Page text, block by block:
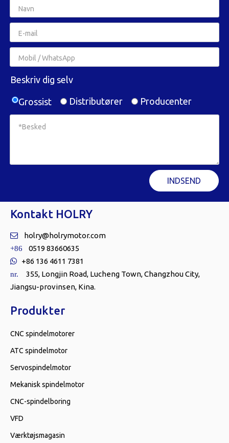
Beskriv dig selv
Grossist Distributører Producenter
INDSEND
Kontakt HOLRY
 holry@holrymotor.com
+86 0519 83660635
 +86 136 4611 7381
nr.
355, Longjin Road, Lucheng Town, Changzhou City,
Jiangsu-provinsen, Kina.
Produkter
CNC spindelmotorer
ATC spindelmotor
Servospindelmotor
Mekanisk spindelmotor
CNC-spindelboring
VFD
Værktøjsmagasin